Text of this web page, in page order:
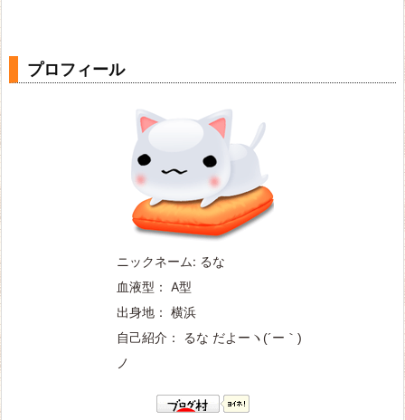
プロフィール
ニックネーム: るな
血液型： A型
出身地： 横浜
自己紹介： るな だよー ヽ(´ー｀)
ノ